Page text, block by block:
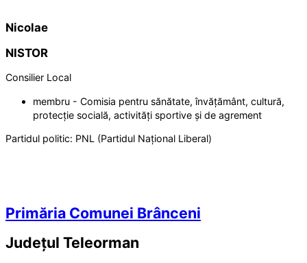
Nicolae
NISTOR
Consilier Local
membru - Comisia pentru sănătate, învățământ, cultură,
protecție socială, activități sportive și de agrement
Partidul politic: PNL (Partidul Național Liberal)
Primăria Comunei Brânceni
Județul Teleorman